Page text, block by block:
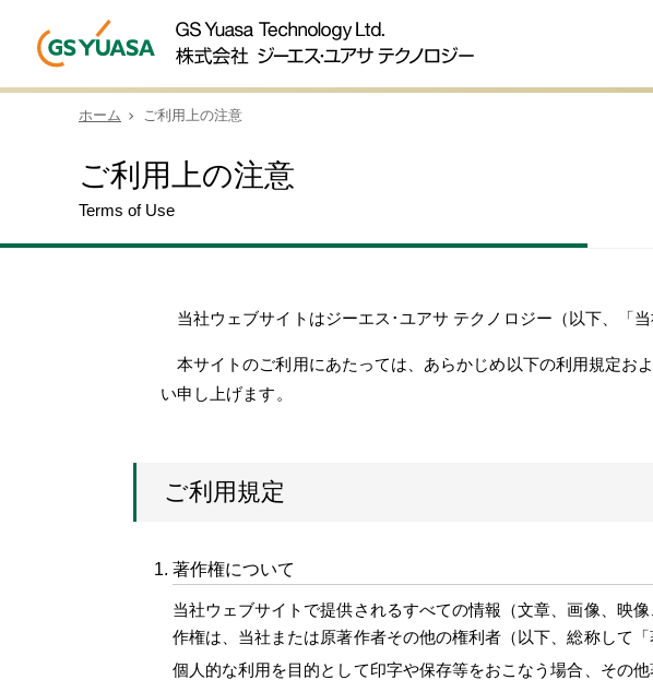
ホーム ご利用上の注意
ご利用上の注意
Terms of Use
当社ウェブサイトはジーエス･ユアサ テクノロジー（以下、「
本サイトのご利用にあたっては、あらかじめ以下の利用規定お
い申し上げます。
ご利用規定
著作権について
当社ウェブサイトで提供されるすべての情報（文章、画像、映
作権は、当社または原著作者その他の権利者（以下、総称して
個人的な利用を目的として印字や保存等をおこなう場合、その